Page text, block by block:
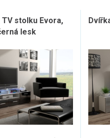
TV stolku Evora,
lesk